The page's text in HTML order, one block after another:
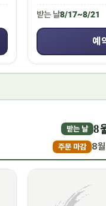
받는 날8/17~8/21
예
받는 날 8
주문 마감 8